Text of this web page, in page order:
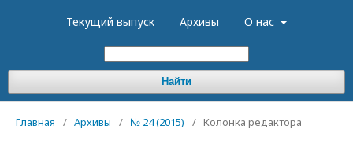
Текущий выпуск Архивы О нас
Найти
Главная / Архивы / № 24 (2015) / Колонка редактора